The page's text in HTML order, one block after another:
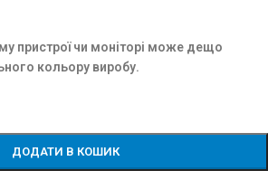
пристрої чи моніторі може дещо
кольору виробу.
ДОДАТИ В КОШИК